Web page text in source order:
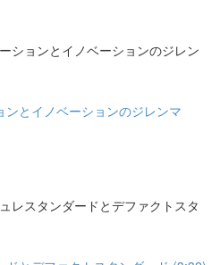
ョンとイノベーションのジレン
ンとイノベーションのジレンマ
スタンダードとデファクトスタ